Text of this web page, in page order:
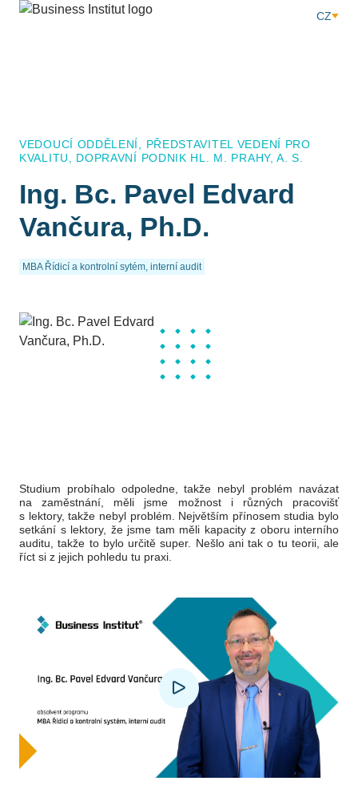
CZ
VEDOUCÍ ODDĚLENÍ, PŘEDSTAVITEL VEDENÍ PRO
KVALITU, DOPRAVNÍ PODNIK HL. M. PRAHY, A. S.
Ing. Bc. Pavel Edvard
Vančura, Ph.D.
MBA Řídicí a kontrolní sytém, interní audit
Studium probíhalo odpoledne, takže nebyl problém navázat
na zaměstnání, měli jsme možnost i různých pracovišť
s lektory, takže nebyl problém. Největším přínosem studia bylo
setkání s lektory, že jsme tam měli kapacity z oboru interního
auditu, takže to bylo určitě super. Nešlo ani tak o tu teorii, ale
říct si z jejich pohledu tu praxi.